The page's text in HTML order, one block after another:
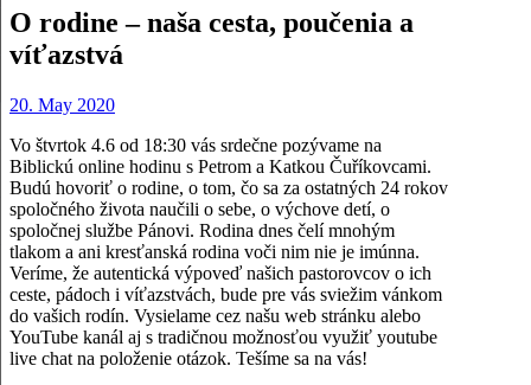
O rodine – naša cesta, poučenia a
víťazstvá
20. May 2020
Vo štvrtok 4.6 od 18:30 vás srdečne pozývame na
Biblickú online hodinu s Petrom a Katkou Čuříkovcami.
Budú hovoriť o rodine, o tom, čo sa za ostatných 24 rokov
spoločného života naučili o sebe, o výchove detí, o
spoločnej službe Pánovi. Rodina dnes čelí mnohým
tlakom a ani kresťanská rodina voči nim nie je imúnna.
Veríme, že autentická výpoveď našich pastorovcov o ich
ceste, pádoch i víťazstvách, bude pre vás sviežim vánkom
do vašich rodín. Vysielame cez našu web stránku alebo
YouTube kanál aj s tradičnou možnosťou využiť youtube
live chat na položenie otázok. Tešíme sa na vás!